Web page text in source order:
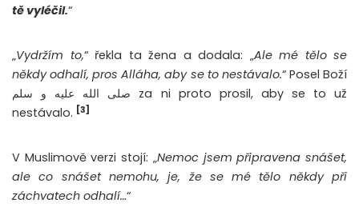
tě vyléčil.“
„Vydržím to,“ řekla ta žena a dodala: „Ale mé tělo se
někdy odhalí, pros Alláha, aby se to nestávalo.“ Posel Boží
صلى الله عليه و سلم za ni proto prosil, aby se to už
nestávalo. [3]
V Muslimově verzi stojí: „Nemoc jsem připravena snášet,
ale co snášet nemohu, je, že se mé tělo někdy při
záchvatech odhalí…“